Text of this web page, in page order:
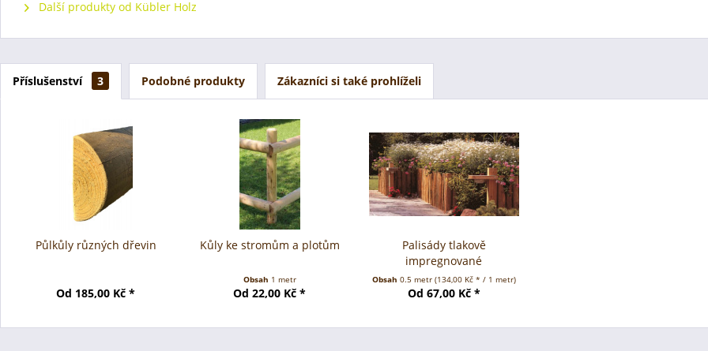
Další produkty od Kübler Holz
Příslušenství 3 Podobné produkty Zákazníci si také prohlíželi
Půlkůly různých dřevin
Od 185,00 Kč *
Kůly ke stromům a plotům
Obsah 1 metr
Od 22,00 Kč *
Palisády tlakově
impregnované
Obsah 0.5 metr (134,00 Kč * / 1 metr)
Od 67,00 Kč *